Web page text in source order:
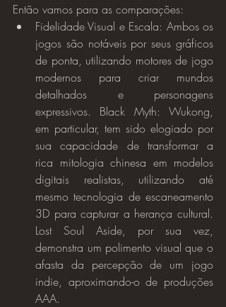
Então vamos para as comparações:
Fidelidade Visual e Escala: Ambos os
jogos são notáveis por seus gráficos
de ponta, utilizando motores de jogo
modernos para criar mundos
detalhados e personagens
expressivos. Black Myth: Wukong,
em particular, tem sido elogiado por
sua capacidade de transformar a
rica mitologia chinesa em modelos
digitais realistas, utilizando até
mesmo tecnologia de escaneamento
3D para capturar a herança cultural.
Lost Soul Aside, por sua vez,
demonstra um polimento visual que o
afasta da percepção de um jogo
indie, aproximando-o de produções
AAA.